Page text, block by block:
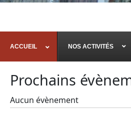
ACCUEIL NOS ACTIVITÉS
Prochains
Aucun évènement